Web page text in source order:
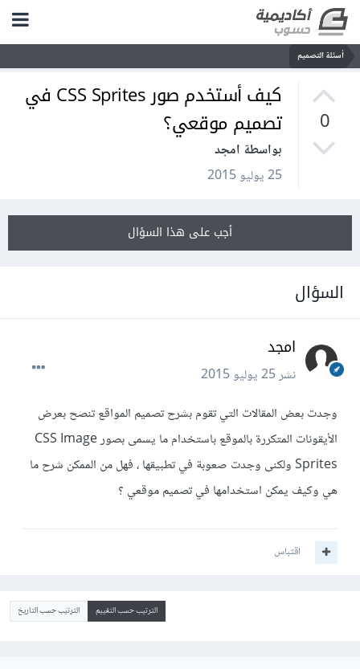
أسئلة التصميم
0
كيف أستخدم صور CSS Sprites في
تصميم موقعي؟
بواسطة امجد
25 يوليو 2015
أجب على هذا السؤال
السؤال
امجد
نشر25 يوليو 2015
وجدت بعض المقالات التي تقوم بشرح تصميم المواقع تنصح بعرض
الأيقونات المتكررة بالموقع باستخدام ما يسمى بصور CSS Image
Sprites ولكنى وجدت صعوبة في تطبيقها ، فهل من الممكن شرح ما
هي وكيف يمكن استخدامها في تصميم موقعي ؟
اقتباس
الترتيب حسب التقييم الترتيب حسب التاريخ